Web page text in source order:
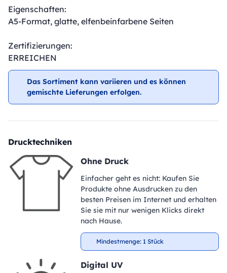
Eigenschaften:
A5-Format, glatte, elfenbeinfarbene Seiten
Zertifizierungen:
ERREICHEN
Das Sortiment kann variieren und es können
gemischte Lieferungen erfolgen.
Drucktechniken
Ohne Druck
Einfacher geht es nicht: Kaufen Sie
Produkte ohne Ausdrucken zu den
besten Preisen im Internet und erhalten
Sie sie mit nur wenigen Klicks direkt
nach Hause.
Mindestmenge: 1 Stück
Digital UV